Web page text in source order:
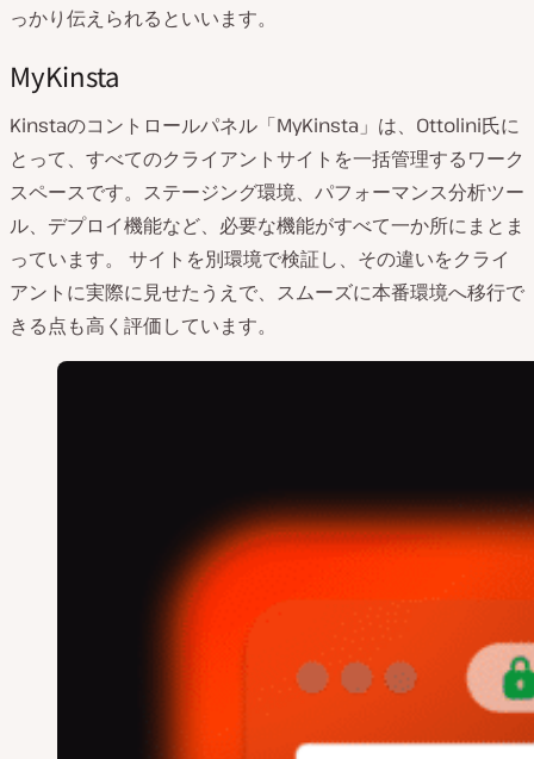
っかり伝えられるといいます。
MyKinsta
Kinstaのコントロールパネル「MyKinsta」は、Ottolini氏に
とって、すべてのクライアントサイトを一括管理するワーク
スペースです。ステージング環境、パフォーマンス分析ツー
ル、デプロイ機能など、必要な機能がすべて一か所にまとま
っています。 サイトを別環境で検証し、その違いをクライ
アントに実際に見せたうえで、スムーズに本番環境へ移行で
きる点も高く評価しています。